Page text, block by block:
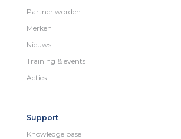
Partner worden
Merken
Nieuws
Training & events
Acties
Support
Knowledge base